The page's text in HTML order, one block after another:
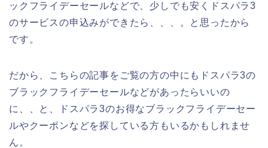
ックフライデーセールなどで、少しでも安くドスパラ3
のサービスの申込みができたら、、、。と思ったから
です。
だから、こちらの記事をご覧の方の中にもドスパラ3の
ブラックフライデーセールなどがあったらいいの
に、、と、ドスパラ3のお得なブラックフライデーセー
ルやクーポンなどを探している方もいるかもしれませ
ん。